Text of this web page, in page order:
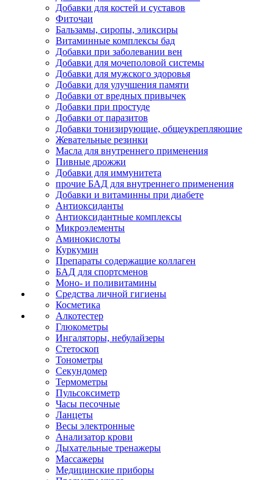
Добавки для костей и суставов
Фиточаи
Бальзамы, сиропы, эликсиры
Витаминные комплексы бад
Добавки при заболевании вен
Добавки для мочеполовой системы
Добавки для мужского здоровья
Добавки для улучшения памяти
Добавки от вредных привычек
Добавки при простуде
Добавки от паразитов
Добавки тонизирующие, общеукрепляющие
Жевательные резинки
Масла для внутреннего применения
Пивные дрожжи
Добавки для иммунитета
прочие БАД для внутреннего применения
Добавки и витаминны при диабете
Антиоксиданты
Антиоксидантные комплексы
Микроэлементы
Аминокислоты
Куркумин
Препараты содержащие коллаген
БАД для спортсменов
Моно- и поливитамины
Средства личной гигиены
Косметика
Алкотестер
Глюкометры
Ингаляторы, небулайзеры
Стетоскоп
Тонометры
Секундомер
Термометры
Пульсоксиметр
Часы песочные
Ланцеты
Весы электронные
Анализатор крови
Дыхательные тренажеры
Массажеры
Медицинские приборы